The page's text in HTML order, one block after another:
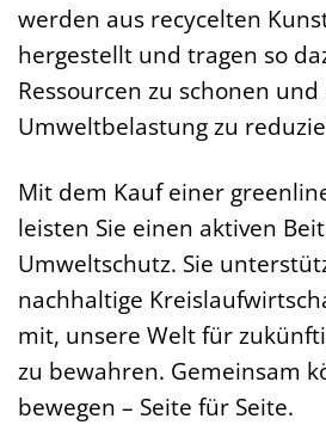
werden aus recycelten
hergestellt und tragen so
Ressourcen zu schonen und
Umweltbelastung zu
Mit dem Kauf einer
leisten Sie einen aktiven
Umweltschutz. Sie
nachhaltige
mit, unsere Welt für
zu bewahren. Gemeinsam
bewegen – Seite für Seite.